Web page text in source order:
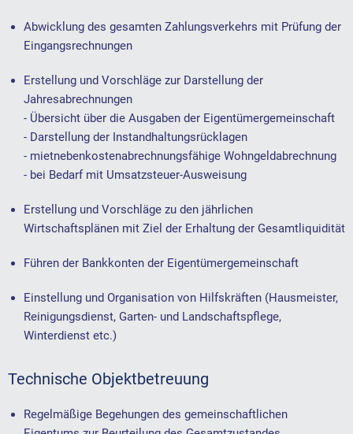
Abwicklung des gesamten Zahlungsverkehrs mit Prüfung der
Eingangsrechnungen
Erstellung und Vorschläge zur Darstellung der
Jahresabrechnungen
- Übersicht über die Ausgaben der Eigentümergemeinschaft
- Darstellung der Instandhaltungsrücklagen
- mietnebenkostenabrechnungsfähige Wohngeldabrechnung
- bei Bedarf mit Umsatzsteuer-Ausweisung
Erstellung und Vorschläge zu den jährlichen
Wirtschaftsplänen mit Ziel der Erhaltung der Gesamtliquidität
Führen der Bankkonten der Eigentümergemeinschaft
Einstellung und Organisation von Hilfskräften (Hausmeister,
Reinigungsdienst, Garten- und Landschaftspflege,
Winterdienst etc.)
Technische Objektbetreuung
Regelmäßige Begehungen des gemeinschaftlichen